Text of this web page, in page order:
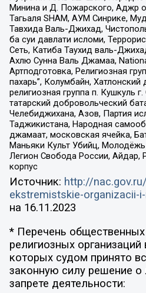
Минина и Д. Пожарского, Аджр
Тагьаля SHAM, АУМ Синрике,
Тавхида Валь-Джихад,
ба суи давлати исломи,
Сеть, Катиба Таухид валь-
Ахлю Сунна Валь Джамаа,
Артподготовка, Религиозная
пахарь”, Колумбайн,
религиозная группа п. Кушкуль
татарский добровольческий
Челебиджихана, Азов, Партия
Таджикистана, Народная
джамаат, московская ячейка,
Маньяки Культ Убийц,
Легион Свобода России, Айдар,
корпус
Источник: http://
ekstremistskie-organizacii-
на 16.11.2023
* Перечень
религиозных
которых судом принято
законную силу решение о
запрете деятельности: